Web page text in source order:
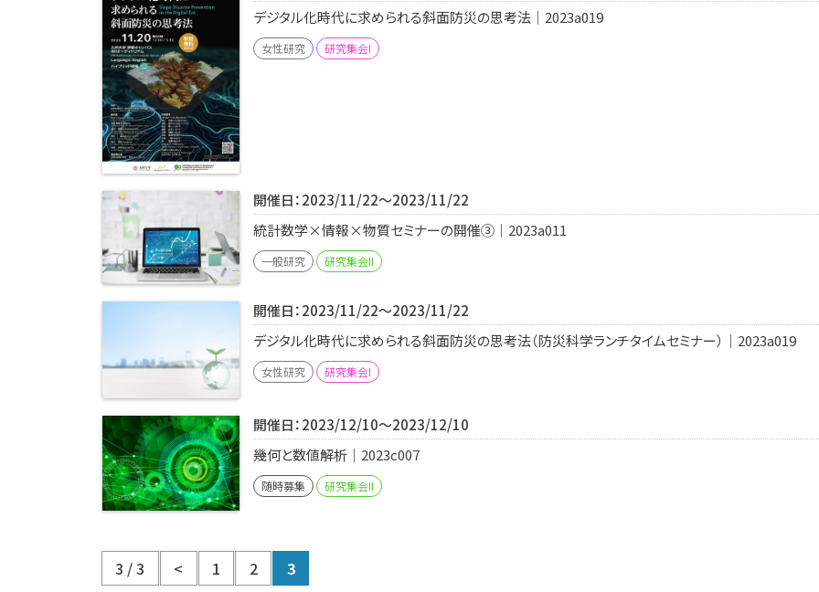
デジタル化時代に求められる斜面防災の思考法｜2023a019
女性研究 研究集会I
開催日：2023/11/22～2023/11/22
統計数学×情報×物質セミナーの開催③｜2023a011
一般研究 研究集会II
開催日：2023/11/22～2023/11/22
デジタル化時代に求められる斜面防災の思考法（防災科学ランチタイムセミナー）｜2023a019
女性研究 研究集会I
開催日：2023/12/10～2023/12/10
幾何と数値解析｜2023c007
随時募集 研究集会II
3 / 3 < 1 2 3